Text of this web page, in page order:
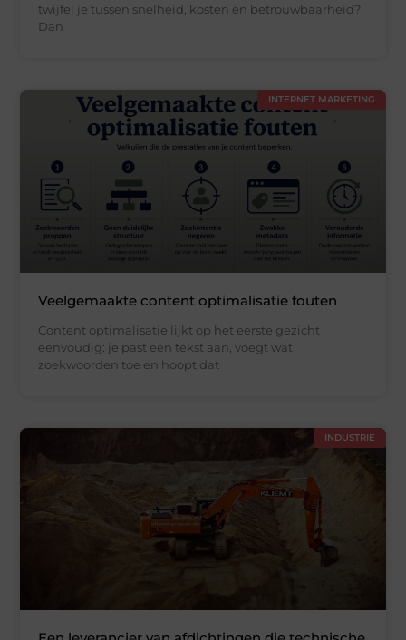
twijfel je tussen snelheid, kosten en betrouwbaarheid?
Dan
INTERNET MARKETING
Veelgemaakte content optimalisatie fouten
Content optimalisatie lijkt op het eerste gezicht
eenvoudig: je past een tekst aan, voegt wat
zoekwoorden toe en hoopt dat
INDUSTRIE